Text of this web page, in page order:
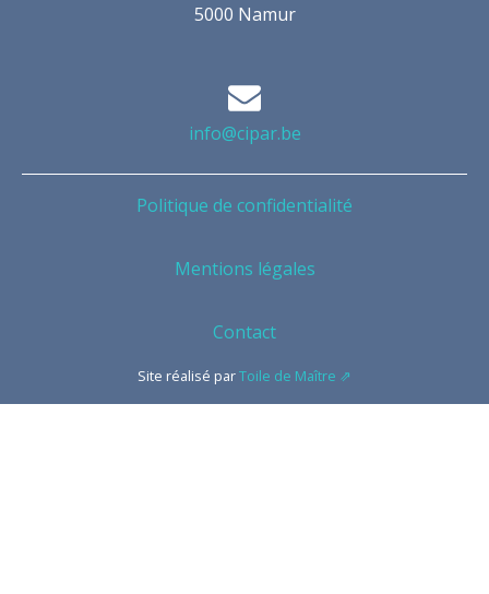
5000 Namur
info@cipar.be
Politique de confidentialité
Mentions légales
Contact
Site réalisé parToile de Maître ⇗